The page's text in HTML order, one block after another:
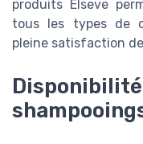
produits Elseve
tous les types de
pleine satisfaction